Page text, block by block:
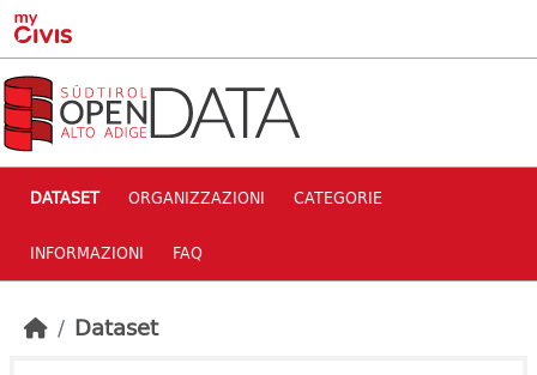
Skip to main content
DATASET ORGANIZZAZIONI CATEGORIE
INFORMAZIONI FAQ
Dataset